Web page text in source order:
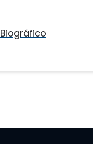
Biográfico